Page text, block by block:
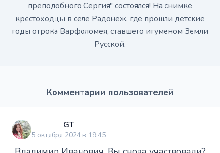
преподобного Сергия" состоялся! На снимке
крестоходцы в селе Радонеж, где прошли детские
годы отрока Варфоломея, ставшего игуменом Земли
Русской.
Комментарии пользователей
GT
5 октября 2024 в 19:45